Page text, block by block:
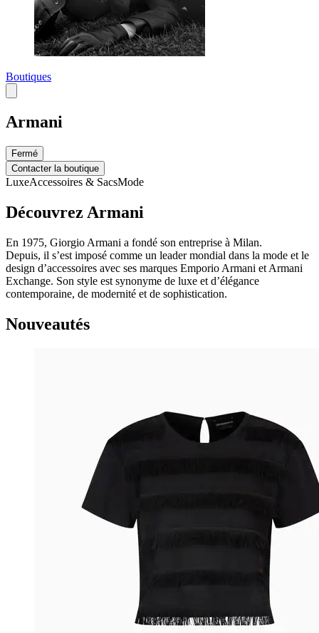
Boutiques
Armani
Fermé
Contacter la boutique
LuxeAccessoires & SacsMode
Découvrez Armani
En 1975, Giorgio Armani a fondé son entreprise à Milan.
Depuis, il s’est imposé comme un leader mondial dans la mode et le
design d’accessoires avec ses marques Emporio Armani et Armani
Exchange. Son style est synonyme de luxe et d’élégance
contemporaine, de modernité et de sophistication.
Nouveautés